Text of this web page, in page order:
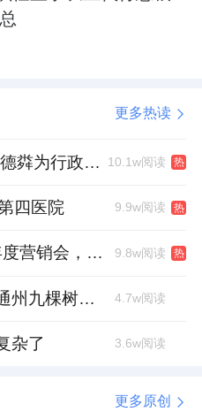
更多热读
恒隆集团委任56岁蔡德粦为行政总裁、年薪2052万港元，曾任星巴克中国CEO 10.1w阅读 热
四医院 9.9w阅读 热
中交房地产2026半年度营销会，绿城祝军现身了 9.8w阅读 热
招商蛇口湖映天青，通州九棵树首座宋韵新盘 4.7w阅读
杂了 3.6w阅读
更多原创